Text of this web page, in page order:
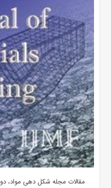
مقالات مجله شکل دهی مواد، دوره ۹، شماره ۴